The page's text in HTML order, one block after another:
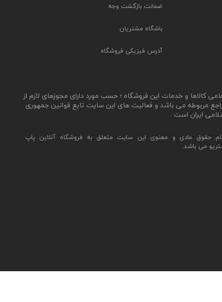
حقوق مادی و معنوی این سایت متعلق به فروشگاه آنلاین پاپ
می باشد.
ضمانت بازگشت وجه
باشگاه مشتریان
آدرس فیزیکی فروشگاه
کالاها و خدمات این فروشگاه ؛ حسب مورد دارای مجوزهای لازم از
مربوطه می باشد و فعالیت های این سایت تابع قوانین جمهوری
ایران است .